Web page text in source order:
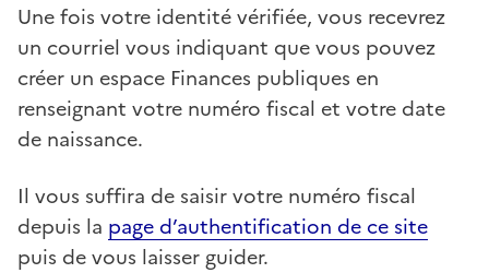
Une fois votre identité vérifiée, vous recevrez
un courriel vous indiquant que vous pouvez
créer un espace Finances publiques en
renseignant votre numéro fiscal et votre date
de naissance.
Il vous suffira de saisir votre numéro fiscal
depuis la page d’authentification de ce site
puis de vous laisser guider.